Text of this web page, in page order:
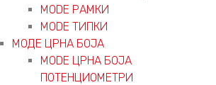
MODE РАМКИ
MODE ТИПКИ
МОДЕ ЦРНА БОЈА
MODE ЦРНА БОЈА
ПОТЕНЦИОМЕТРИ